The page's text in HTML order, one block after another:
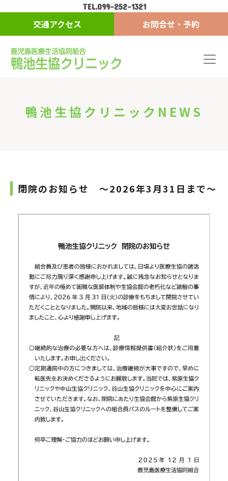
TEL.099-252-1321
交通アクセス お問合せ・予約
鴨池生協クリニックNEWS
閉院のお知らせ ～2026年3月31日まで～